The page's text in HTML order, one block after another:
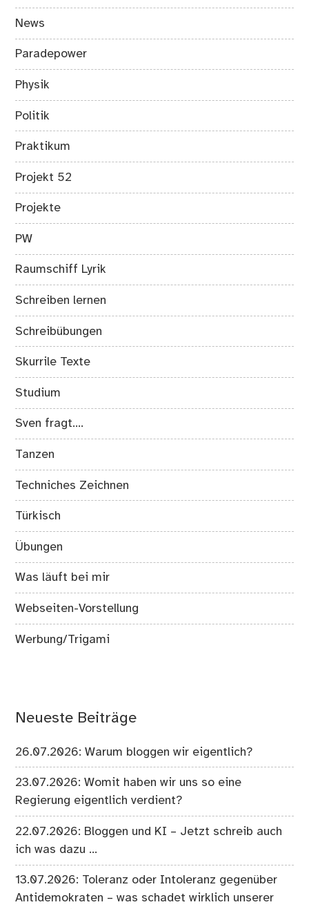
News
Paradepower
Physik
Politik
Praktikum
Projekt 52
Projekte
PW
Raumschiff Lyrik
Schreiben lernen
Schreibübungen
Skurrile Texte
Studium
Sven fragt….
Tanzen
Techniches Zeichnen
Türkisch
Übungen
Was läuft bei mir
Webseiten-Vorstellung
Werbung/Trigami
Neueste Beiträge
26.07.2026: Warum bloggen wir eigentlich?
23.07.2026: Womit haben wir uns so eine
Regierung eigentlich verdient?
22.07.2026: Bloggen und KI – Jetzt schreib auch
ich was dazu …
13.07.2026: Toleranz oder Intoleranz gegenüber
Antidemokraten – was schadet wirklich unserer